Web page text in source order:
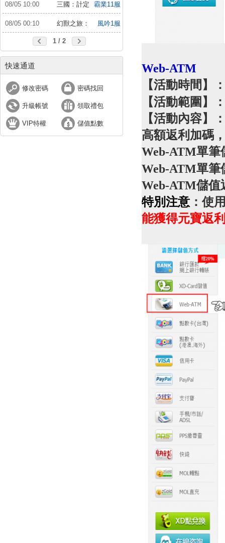
08/05 10:00
三國：計定
山河
霸業11服
08/05 00:10
幻獸之旅：
新紀元
風吟1服
1 / 2
快速通道
修改密碼 密碼找回
升級帳號 領取禮包
VIP特權 儲值點數
Web-ATM
【活動時間】
【活動範圍】
【活動內容】
高額返利加碼
Web-ATM單筆
Web-ATM單筆
Web-ATM儲值
特別注意 ：使
能獲得元寶返